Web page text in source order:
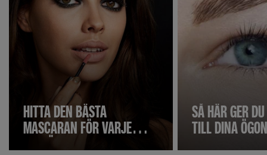
HITTA DEN BÄSTA
MASCARAN FÖR VARJE
TILLFÄLLE
SÅ HÄR GER
TILL DINA